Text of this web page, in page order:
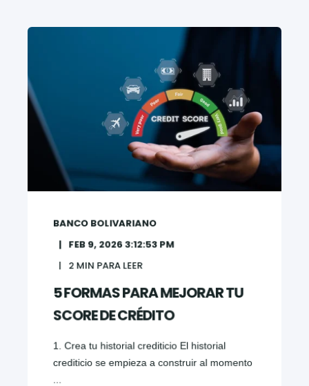
BANCO BOLIVARIANO
FEB 9, 2026 3:12:53 PM
2 MIN PARA LEER
5 FORMAS PARA MEJORAR TU
SCORE DE CRÉDITO
1. Crea tu historial crediticio El historial
crediticio se empieza a construir al momento
...